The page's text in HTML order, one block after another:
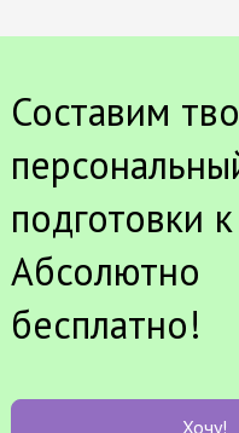
Составим
подготовки
Абсолютно
бесплатно!
Хочу!